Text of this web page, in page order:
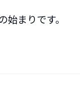
始まりです。